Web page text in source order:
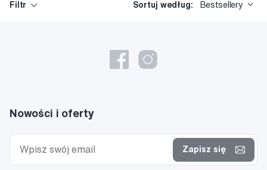
Filtr Sortuj według: Bestsellery
Nowości i oferty
Zapisz się